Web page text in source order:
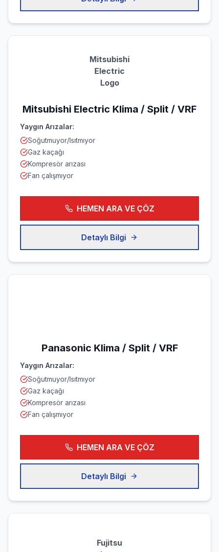
Mitsubishi
Electric
Logo
Mitsubishi Electric Klima / Split / VRF
Yaygın Arızalar:
Soğutmuyor/Isıtmıyor
Gaz kaçağı
Kompresör arızası
Fan çalışmıyor
HEMEN ARA VE ÇÖZ
Detaylı Bilgi
Panasonic Klima / Split / VRF
Yaygın Arızalar:
Soğutmuyor/Isıtmıyor
Gaz kaçağı
Kompresör arızası
Fan çalışmıyor
HEMEN ARA VE ÇÖZ
Detaylı Bilgi
Fujitsu